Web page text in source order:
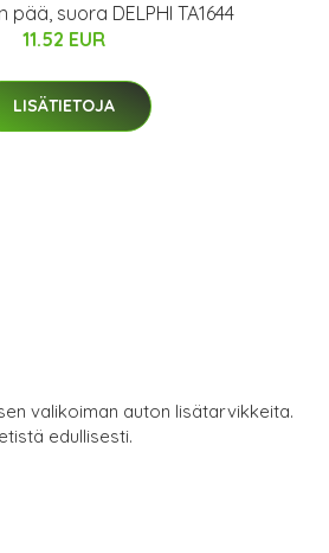
suora DELPHI TA1644
11.52 EUR
LISÄTIETOJA
valikoiman auton lisätarvikkeita.
edullisesti.